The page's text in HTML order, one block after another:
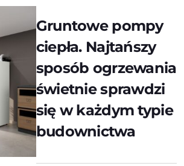
Gruntowe pompy
ciepła. Najtańszy
sposób ogrzewania
świetnie sprawdzi
się w każdym typie
budownictwa